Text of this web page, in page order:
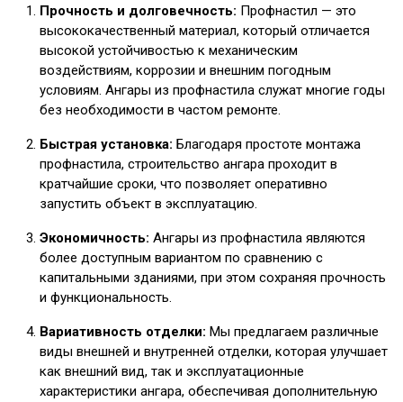
Прочность и долговечность: Профнастил — это
высококачественный материал, который отличается
высокой устойчивостью к механическим
воздействиям, коррозии и внешним погодным
условиям. Ангары из профнастила служат многие годы
без необходимости в частом ремонте.
Быстрая установка: Благодаря простоте монтажа
профнастила, строительство ангара проходит в
кратчайшие сроки, что позволяет оперативно
запустить объект в эксплуатацию.
Экономичность: Ангары из профнастила являются
более доступным вариантом по сравнению с
капитальными зданиями, при этом сохраняя прочность
и функциональность.
Вариативность отделки: Мы предлагаем различные
виды внешней и внутренней отделки, которая улучшает
как внешний вид, так и эксплуатационные
характеристики ангара, обеспечивая дополнительную